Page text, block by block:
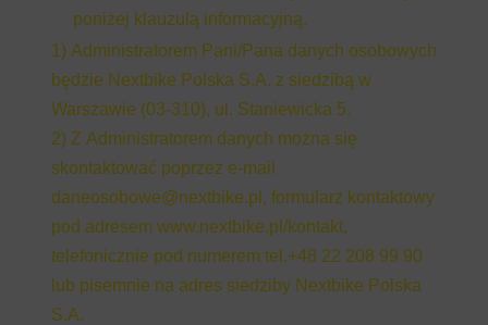
poniżej klauzulą informacyjną.
1) Administratorem Pani/Pana danych osobowych
będzie Nextbike Polska S.A. z siedzibą w
Warszawie (03-310), ul. Staniewicka 5.
2) Z Administratorem danych można się
skontaktować poprzez e-mail
daneosobowe@nextbike.pl , formularz kontaktowy
pod adresem www.nextbike.pl/kontakt,
telefonicznie pod numerem tel.+48 22 208 99 90
lub pisemnie na adres siedziby Nextbike Polska
S.A.